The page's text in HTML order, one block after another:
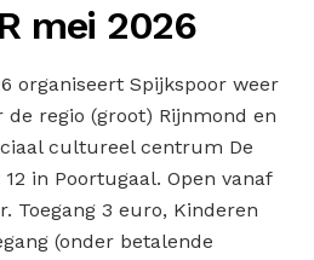
mei 2026
organiseert Spijkspoor weer
regio (groot) Rijnmond en
cultureel centrum De
in Poortugaal. Open vanaf
Toegang 3 euro, Kinderen
(onder betalende